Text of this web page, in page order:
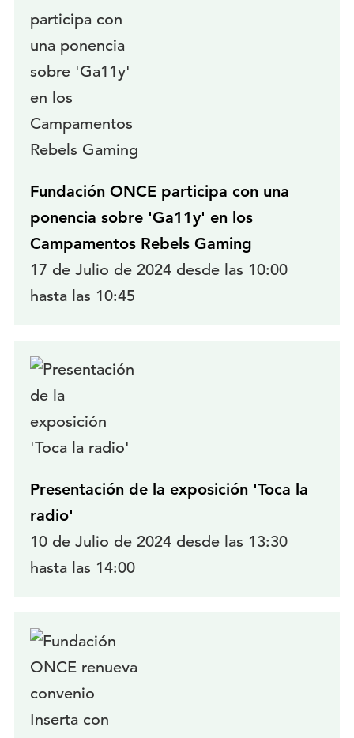
Fundación ONCE participa con una
ponencia sobre 'Ga11y' en los
Campamentos Rebels Gaming
17 de Julio de 2024 desde las 10:00
hasta las 10:45
Presentación de la exposición 'Toca la
radio'
10 de Julio de 2024 desde las 13:30
hasta las 14:00